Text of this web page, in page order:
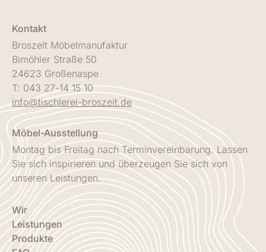
Kontakt
Broszeit Möbelmanufaktur
Bimöhler Straße 50
24623 Großenaspe
T: 043 27-14 15 10
info@tischlerei-broszeit.de
Möbel-Ausstellung
Montag bis Freitag nach Terminvereinbarung. Lassen
Sie sich inspirieren und überzeugen Sie sich von
unseren Leistungen.
Wir
Leistungen
Produkte